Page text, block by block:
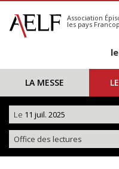
S'abonner
Calendrier
Association
les pays
LA MESSE
Le 11 juil. 2025
Office des lectures